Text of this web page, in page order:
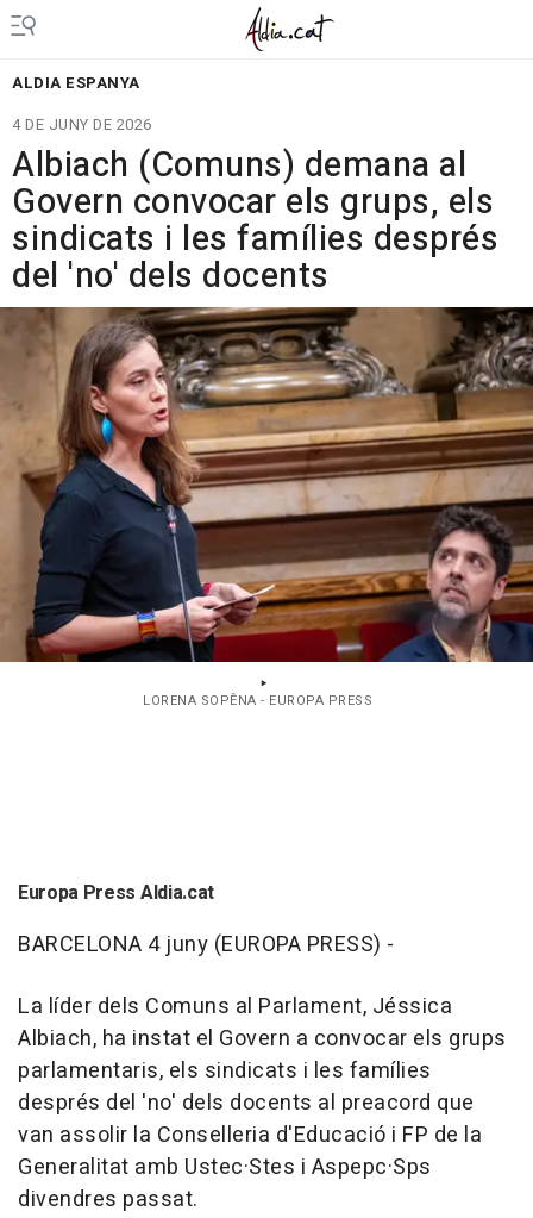
ALDIA ESPANYA
4 DE JUNY DE 2026
Albiach (Comuns) demana al
Govern convocar els grups, els
sindicats i les famílies després
del 'no' dels docents
LORENA SOPÊNA - EUROPA PRESS
Europa Press Aldia.cat
BARCELONA 4 juny (EUROPA PRESS) -
La líder dels Comuns al Parlament, Jéssica
Albiach, ha instat el Govern a convocar els grups
parlamentaris, els sindicats i les famílies
després del 'no' dels docents al preacord que
van assolir la Conselleria d'Educació i FP de la
Generalitat amb Ustec·Stes i Aspepc·Sps
divendres passat.